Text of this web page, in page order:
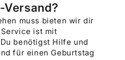
Versand?
muss bieten wir dir
ist mit
benötigst Hilfe und
für einen Geburtstag